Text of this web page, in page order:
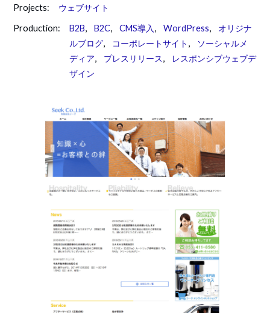
Projects:
ウェブサイト
Production:
B2B, B2C, CMS導入 , WordPress, オリジナ
ルブログ, コーポレートサイト ,
ソーシャルメ
ディア, プレスリリース,
レスポンシブウェブデ
ザイン